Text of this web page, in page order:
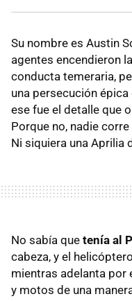
Su nombre es Austin
agentes encendieron
conducta temeraria,
una persecución
ese fue el detalle que
Porque no, nadie
Ni siquiera una Aprilia
No sabía que tenía al
cabeza, y el
mientras adelanta por
y motos de una